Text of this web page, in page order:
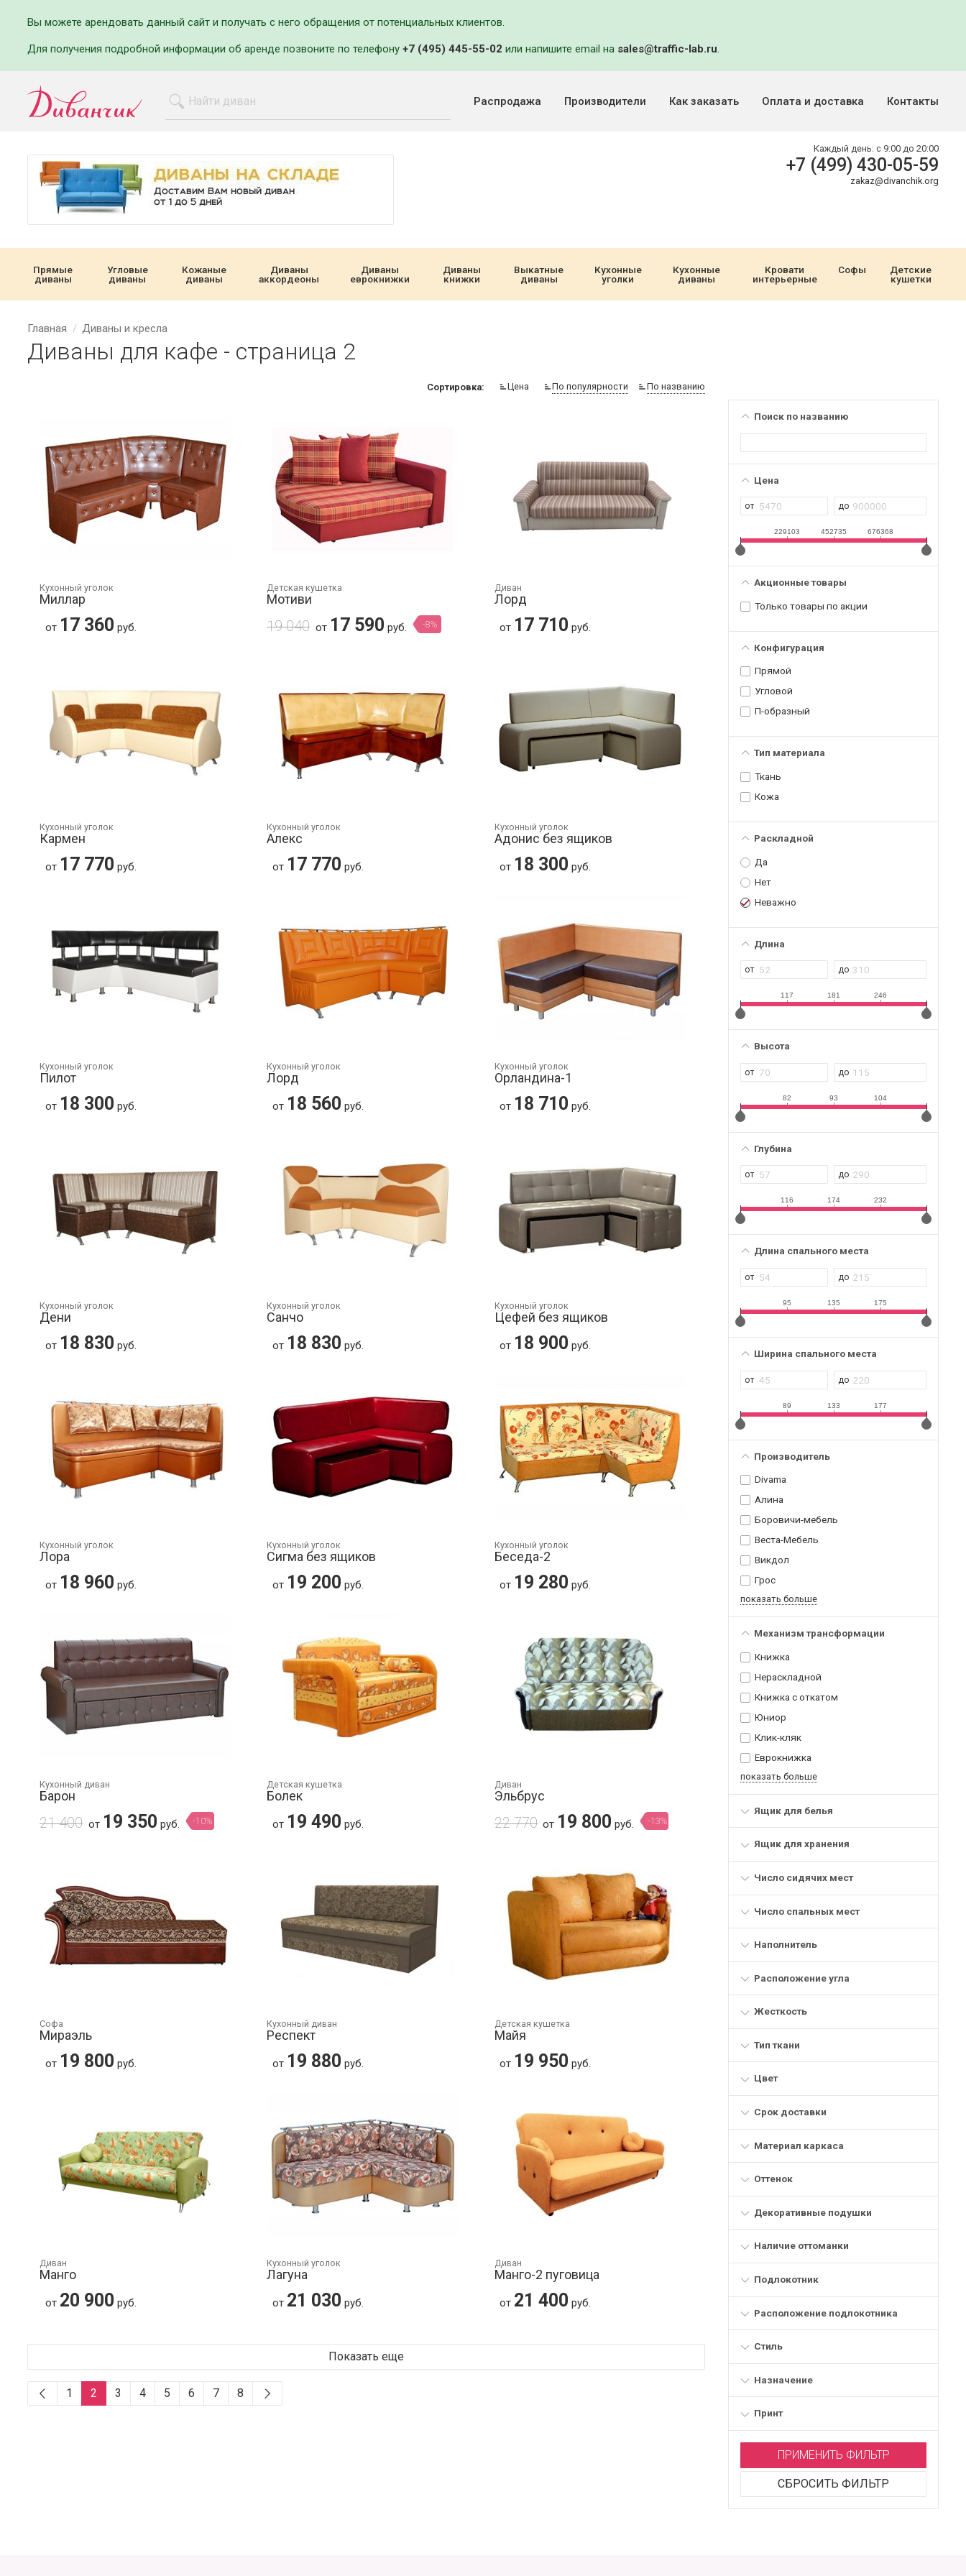
Вы можете арендовать данный сайт и получать с него обращения от потенциальных клиентов.
Для получения подробной информации об аренде позвоните по телефону +7 (495) 445-55-02 или напишите email на sales@traffic-lab.ru.
Распродажа Производители Как заказать Оплата и доставка Контакты
Каждый день: с 9:00 до 20:00
+7 (499) 430-05-59
zakaz@divanchik.org
Прямые
диваны
Угловые
диваны
Кожаные
диваны
Диваны
аккордеоны
Диваны
еврокнижки
Диваны
книжки
Выкатные
диваны
Кухонные
уголки
Кухонные
диваны
Кровати
интерьерные
Софы
Детские
кушетки
Главная Диваны и кресла
Диваны для кафе - страница 2
Поиск по названию
Цена
229103 452735 676368
Акционные товары
Только товары по акции
Конфигурация
Прямой
Угловой
П-образный
Тип материала
Ткань
Кожа
Раскладной
Да
Нет
Неважно
Длина
117 181 246
Высота
82 93 104
Глубина
116 174 232
Длина спального места
95 135 175
Ширина спального места
89 133 177
Производитель
Divama
Алина
Боровичи-мебель
Веста-Мебель
Викдол
Грос
показать больше
Механизм трансформации
Книжка
Нераскладной
Книжка с откатом
Юниор
Клик-кляк
Еврокнижка
показать больше
Ящик для белья
Ящик для хранения
Число сидячих мест
Число спальных мест
Наполнитель
Расположение угла
Жесткость
Тип ткани
Цвет
Срок доставки
Материал каркаса
Оттенок
Декоративные подушки
Наличие оттоманки
Подлокотник
Расположение подлокотника
Стиль
Назначение
Принт
ПРИМЕНИТЬ ФИЛЬТР
СБРОСИТЬ ФИЛЬТР
Сортировка: Цена По популярности По названию
Кухонный уголок
Миллар
от 17 360 руб.
Детская кушетка
Мотиви
19 040 от 17 590 руб. -8%
Диван
Лорд
от 17 710 руб.
Кухонный уголок
Кармен
от 17 770 руб.
Кухонный уголок
Алекс
от 17 770 руб.
Кухонный уголок
Адонис без ящиков
от 18 300 руб.
Кухонный уголок
Пилот
от 18 300 руб.
Кухонный уголок
Лорд
от 18 560 руб.
Кухонный уголок
Орландина-1
от 18 710 руб.
Кухонный уголок
Дени
от 18 830 руб.
Кухонный уголок
Санчо
от 18 830 руб.
Кухонный уголок
Цефей без ящиков
от 18 900 руб.
Кухонный уголок
Лора
от 18 960 руб.
Кухонный уголок
Сигма без ящиков
от 19 200 руб.
Кухонный уголок
Беседа-2
от 19 280 руб.
Кухонный диван
Барон
21 400 от 19 350 руб. -10%
Детская кушетка
Болек
от 19 490 руб.
Диван
Эльбрус
22 770 от 19 800 руб. -13%
Софа
Мираэль
от 19 800 руб.
Кухонный диван
Респект
от 19 880 руб.
Детская кушетка
Майя
от 19 950 руб.
Диван
Манго
от 20 900 руб.
Кухонный уголок
Лагуна
от 21 030 руб.
Диван
Манго-2 пуговица
от 21 400 руб.
Показать еще
1 2 3 4 5 6 7 8